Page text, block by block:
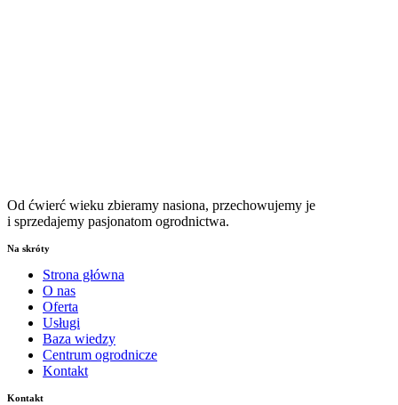
Od ćwierć wieku zbieramy nasiona, przechowujemy je
i sprzedajemy pasjonatom ogrodnictwa.
Na skróty
Strona główna
O nas
Oferta
Usługi
Baza wiedzy
Centrum ogrodnicze
Kontakt
Kontakt